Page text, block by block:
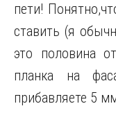
пети!
ставить (я
это половина
планка на
прибавляете 5